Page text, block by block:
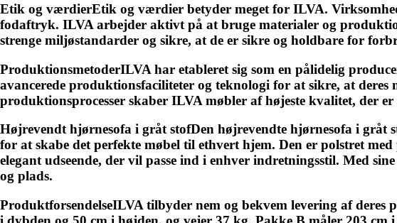
Etik og værdierEtik og værdier betyder meget for ILVA.
fodaftryk. ILVA arbejder aktivt på at bruge materialer og
strenge miljøstandarder og sikre, at de er sikre og holdbare for
ProduktionsmetoderILVA har etableret sig som en pålidelig
avancerede produktionsfaciliteter og teknologi for at sikre, at
produktionsprocesser skaber ILVA møbler af højeste kvalitet, der
Højrevendt hjørnesofa i gråt stofDen højrevendte hjørnesofa i gråt
for at skabe det perfekte møbel til ethvert hjem. Den er polstret
elegant udseende, der vil passe ind i enhver indretningsstil. Med
og plads.
ProduktforsendelseILVA tilbyder nem og bekvem levering af deres